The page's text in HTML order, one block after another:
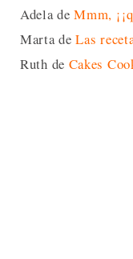
Adela deMmm,
Marta deLas
Ruth de Cakes